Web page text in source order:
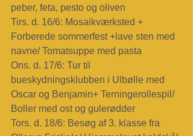
peber, feta, pesto og oliven
Tirs. d. 16/6: Mosaikværksted +
Forberede sommerfest +lave sten med
navne/ Tomatsuppe med pasta
Ons. d. 17/6: Tur til
bueskydningsklubben i Ulbølle med
Oscar og Benjamin+ Terningerollespil/
Boller med ost og gulerødder
Tors. d. 18/6: Besøg af 3. klasse fra